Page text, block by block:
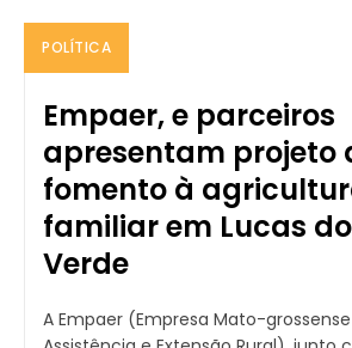
POLÍTICA
Empaer, e parceiros
apresentam projeto
fomento à
familiar em Lucas
Verde
A Empaer (Empresa Mato-